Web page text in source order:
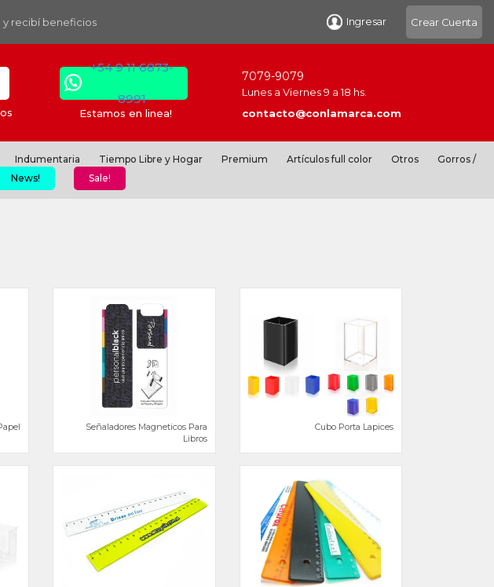
y recibí beneficios Ingresar Crear Cuenta
+54 9 11 6873-
8991
7079-9079
Lunes a Viernes 9 a 18 hs.
Estamos en linea! contacto@conlamarca.com
Indumentaria Tiempo Libre y Hogar Premium Artículos full color Otros
Gorros /
News! Sale!
Señaladores Magneticos Para
Libros
Cubo Porta Lapices